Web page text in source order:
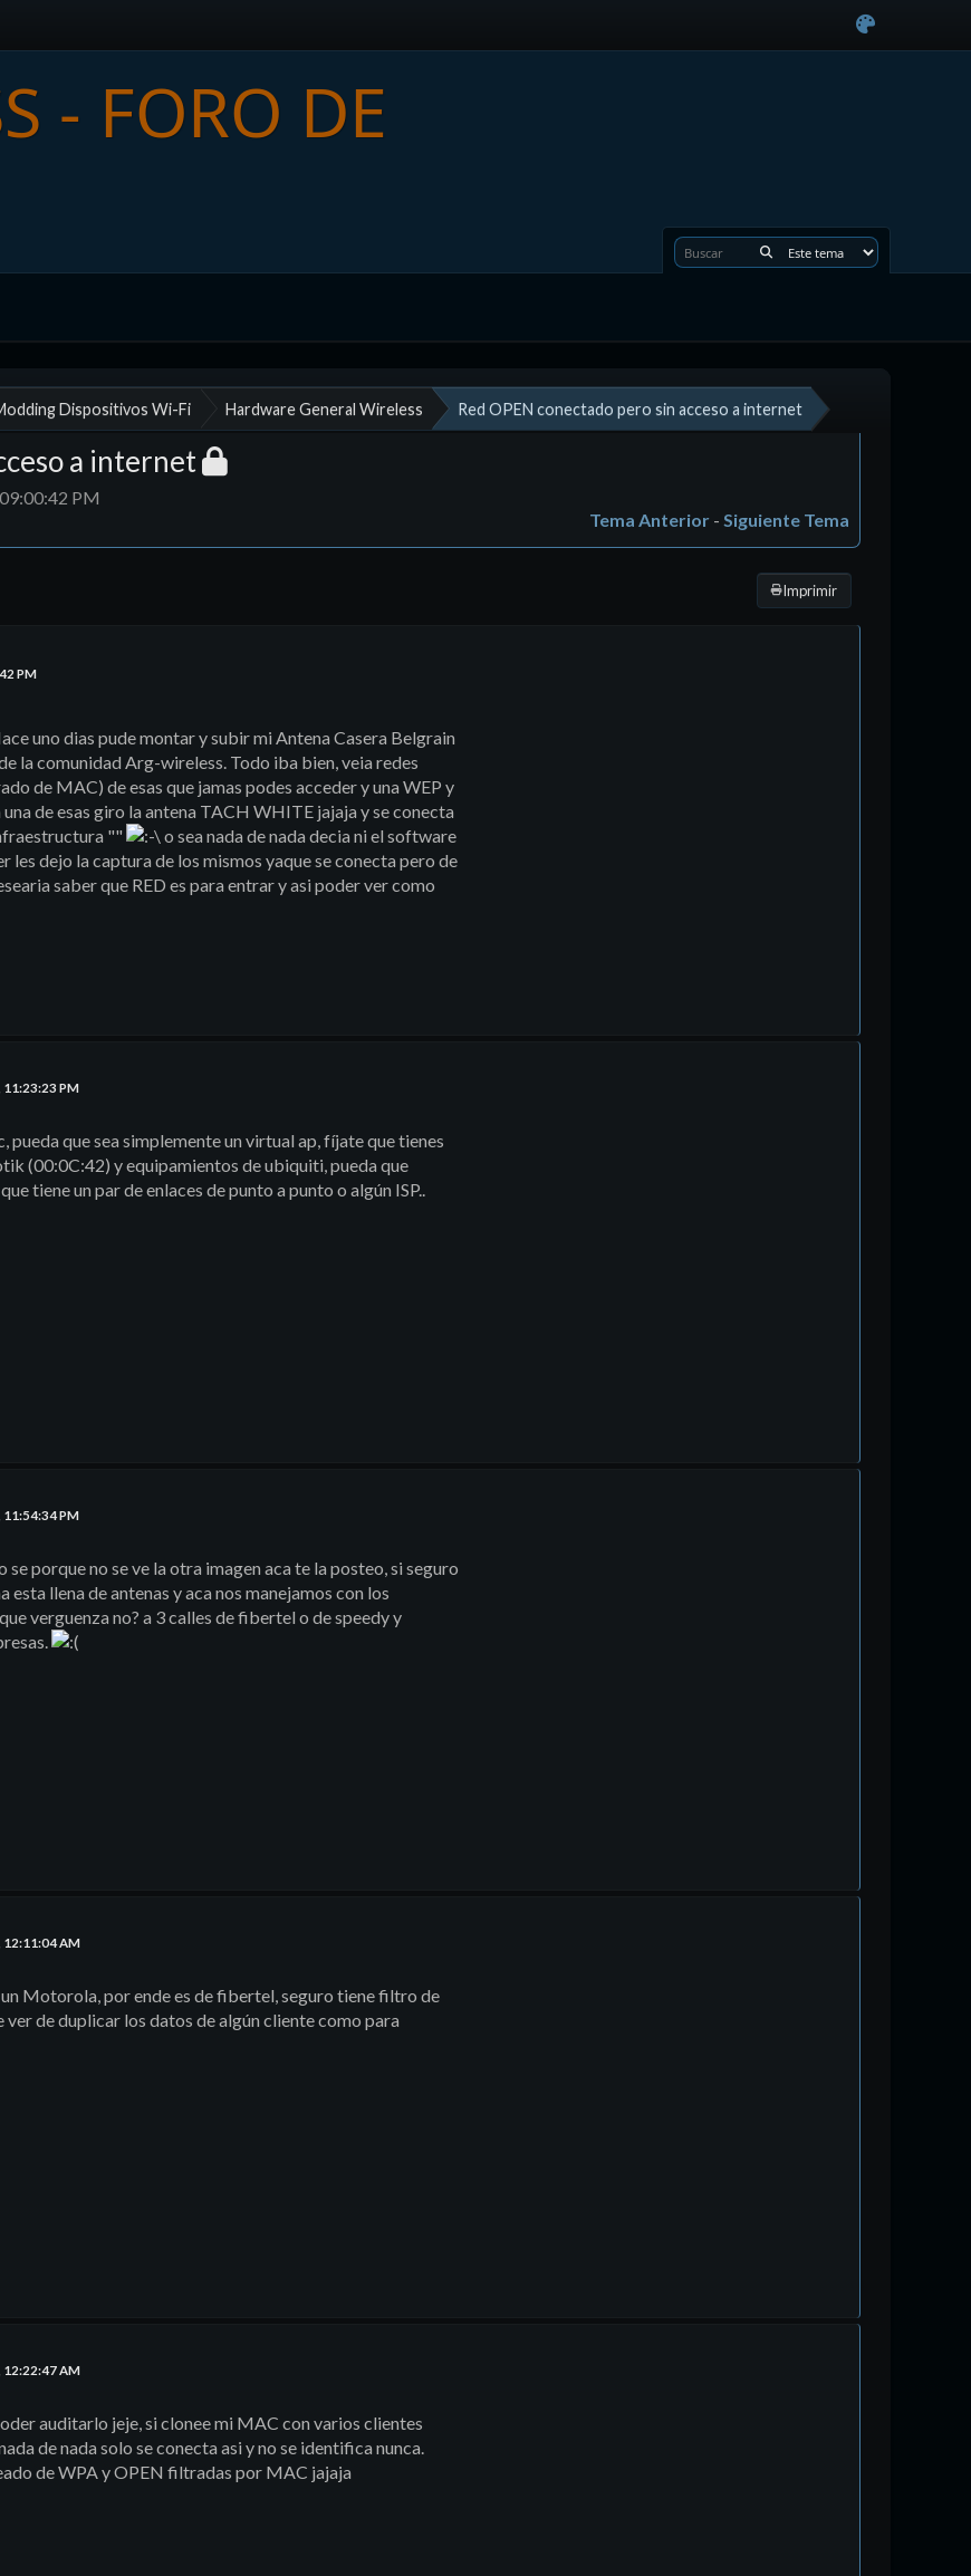
Dispositivos Wi-Fi Hardware General Wireless Red OPEN conectado pero sin acceso a internet
a internet
PM
Tema Anterior - Siguiente Tema
Imprimir
PM
uno dias pude montar y subir mi Antena Casera Belgrain
la comunidad Arg-wireless. Todo iba bien, veia redes
de MAC) de esas que jamas podes acceder y una WEP y
de esas giro la antena TACH WHITE jajaja y se conecta
""
o sea nada de nada decia ni el software
les dejo la captura de los mismos yaque se conecta pero de
saber que RED es para entrar y asi poder ver como
11:23:23 PM
pueda que sea simplemente un virtual ap, fíjate que tienes
(00:0C:42) y equipamientos de ubiquiti, pueda que
tiene un par de enlaces de punto a punto o algún ISP..
11:54:34 PM
se porque no se ve la otra imagen aca te la posteo, si seguro
esta llena de antenas y aca nos manejamos con los
verguenza no? a 3 calles de fibertel o de speedy y
12:11:04 AM
Motorola, por ende es de fibertel, seguro tiene filtro de
ver de duplicar los datos de algún cliente como para
12:22:47 AM
auditarlo jeje, si clonee mi MAC con varios clientes
de nada solo se conecta asi y no se identifica nunca.
de WPA y OPEN filtradas por MAC jajaja